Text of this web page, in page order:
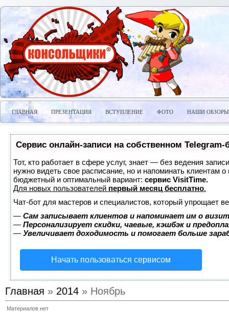
ГЛАВНАЯ ПРЕЗЕНТАЦИЯ ВСТУПЛЕНИЕ ФОТО НАШИ ОБЗОРЫ
Сервис онлайн-записи на собственном Telegram-
Тот, кто работает в сфере услуг, знает — без ведения
нужно видеть свое расписание, но и напоминать клиентам
бюджетный и оптимальный вариант: сервис VisitTime.
Для новых пользователей первый месяц бесплатно.
Чат-бот для мастеров и специалистов, который упрощает
— Сам записывает клиентов и напоминает им о
— Персонализирует скидки, чаевые, кэшбэк и
— Увеличивает доходимость и помогает больше
Начать пользоваться сервисом
Главная » 2014 » Ноябрь
Материалов нет